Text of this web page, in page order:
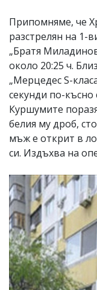
Припомняме, че
разстрелян на 1-
„Братя
около 20:25 ч.
„Мерцедес S-
секунди по-късно
Куршумите
белия му дроб,
мъж е открит в
си. Издъхва на